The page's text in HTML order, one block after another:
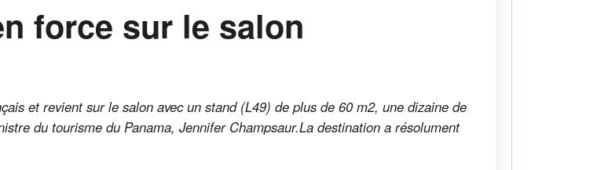
force sur le salon
et revient sur le salon avec un stand (L49) de plus de 60 m2, une dizaine de
du tourisme du Panama, Jennifer Champsaur.La destination a résolument